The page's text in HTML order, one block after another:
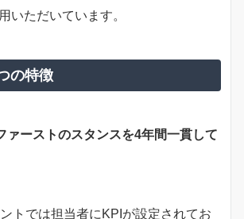
いただいています。
の特徴
ァーストのスタンスを4年間一貫して
トでは担当者にKPIが設定されてお